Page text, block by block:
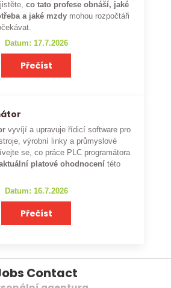
co tato profese obnáší, jaké
a jaké mzdy mohou rozpočtáři
Datum: 17.7.2026
Přečíst
vyvíjí a upravuje řídicí software pro
výrobní linky a průmyslové
se, co práce PLC programátora
platové ohodnocení této
Datum: 16.7.2026
Přečíst
Contact